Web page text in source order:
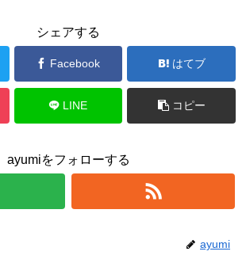
シェアする
Facebook はてブ
LINE コピー
ayumiをフォローする
ayumi